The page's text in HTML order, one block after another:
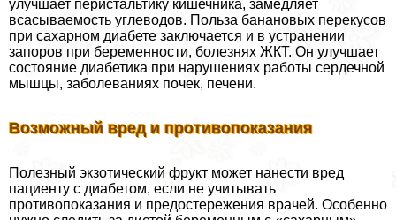
улучшает перистальтику кишечника, замедляет
всасываемость углеводов. Польза банановых перекусов
при сахарном диабете заключается и в устранении
запоров при беременности, болезнях ЖКТ. Он улучшает
состояние диабетика при нарушениях работы сердечной
мышцы, заболеваниях почек, печени.
Возможный вред и противопоказания
Полезный экзотический фрукт может нанести вред
пациенту с диабетом, если не учитывать
противопоказания и предостережения врачей. Особенно